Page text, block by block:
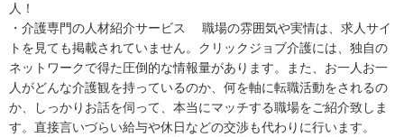
人！
・介護専門の人材紹介サービス 職場の雰囲気や実情は、求人サイ
トを見ても掲載されていません。クリックジョブ介護には、独自の
ネットワークで得た圧倒的な情報量があります。また、お一人お一
人がどんな介護観を持っているのか、何を軸に転職活動をされるの
か、しっかりお話を伺って、本当にマッチする職場をご紹介致しま
す。直接言いづらい給与や休日などの交渉も代わりに行います。